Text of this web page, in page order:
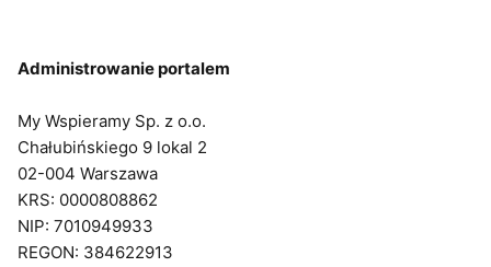
Administrowanie portalem
My Wspieramy Sp. z o.o.
Chałubińskiego 9 lokal 2
02-004 Warszawa
KRS: 0000808862
NIP: 7010949933
REGON: 384622913